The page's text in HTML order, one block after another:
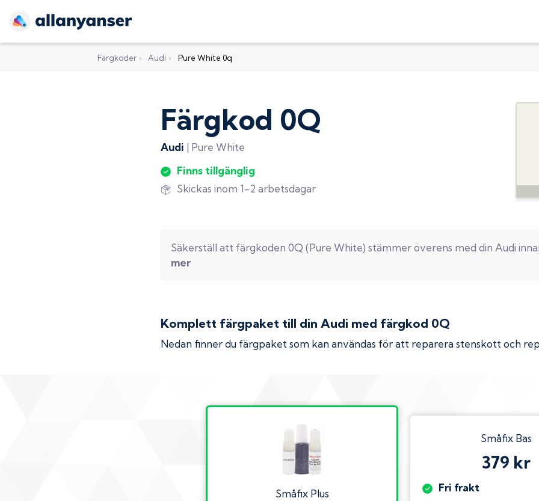
Färgkoder › Audi › Pure White 0q
Färgkod 0Q
Audi | Pure White
Finns tillgänglig
Skickas inom 1-2 arbetsdagar
Säkerställ att färgkoden 0Q (Pure White) stämmer överens med din Audi
mer
Komplett färgpaket till din Audi med färgkod 0Q
Nedan finner du färgpaket som kan användas för att reparera stenskott och
Småfix Plus
Småfix Bas
379 kr
Fri frakt